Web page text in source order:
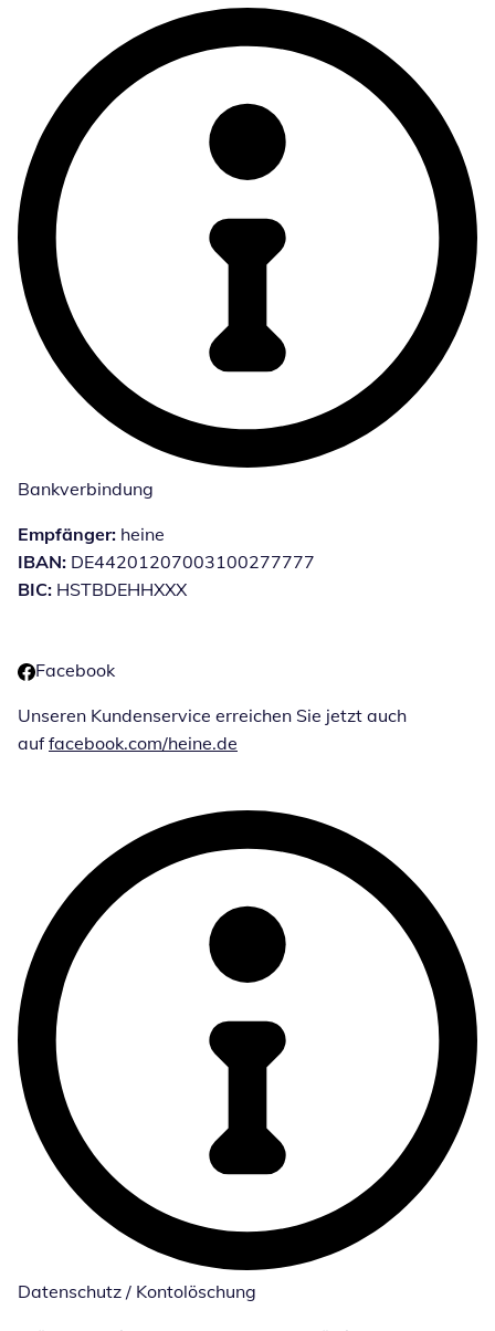
Bankverbindung
Empfänger: heine
IBAN: DE44201207003100277777
BIC: HSTBDEHHXXX
Facebook
Unseren Kundenservice erreichen Sie jetzt auch
auffacebook.com/heine.de
Datenschutz / Kontolöschung